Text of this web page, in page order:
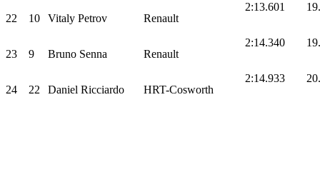
22 10 Vitaly Petrov Renault
2:13.601
23 9 Bruno Senna Renault
2:14.340
24 22 Daniel Ricciardo HRT-Cosworth
2:14.933